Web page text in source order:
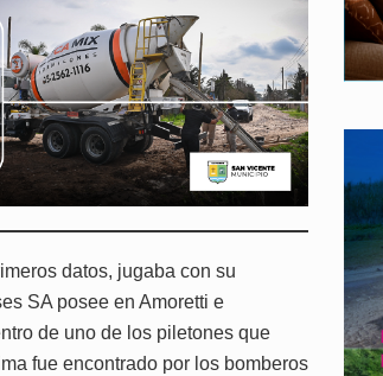
datos, jugaba con su
SA posee en Amoretti e
de uno de los piletones que
fue encontrado por los bomberos